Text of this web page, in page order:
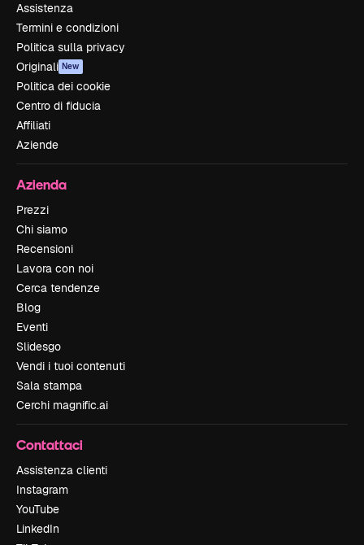
Assistenza
Termini e condizioni
Politica sulla privacy
Originali New
Politica dei cookie
Centro di fiducia
Affiliati
Aziende
Azienda
Prezzi
Chi siamo
Recensioni
Lavora con noi
Cerca tendenze
Blog
Eventi
Slidesgo
Vendi i tuoi contenuti
Sala stampa
Cerchi magnific.ai
Contattaci
Assistenza clienti
Instagram
YouTube
LinkedIn